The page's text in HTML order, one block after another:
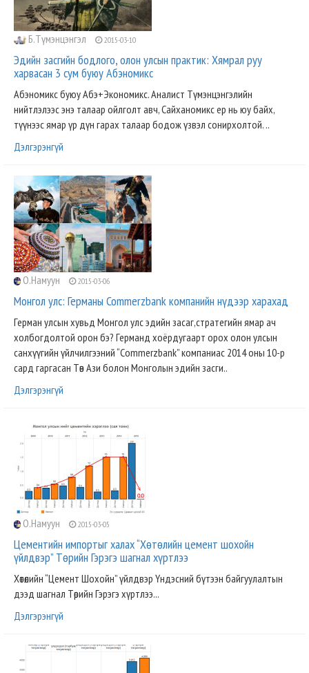
Б.Түмэнцэнгэл 2015-03-10
Эдийн засгийн бодлого, олон улсын практик: Хямрал руу
харвасан 3 сум буюу Абэномикс
Абэномикс буюу Абэ+Экономикс. Аналист Түмэнцэнгэлийн
нийтлэлээс энэ талаар ойлголт авч, Сайханомикс ер нь юу байх,
түүнээс ямар үр дүн гарах талаар бодож үзвэл сонирхолтой. ..
Дэлгэрэнгүй
О.Намуун 2015-03-06
Монгол улс: Германы Commerzbank компанийн нүдээр харахад
Герман улсын хувьд Монгол улс эдийн засаг,стратегийн ямар ач
холбогдолтой орон бэ? Германд хоёрдугаарт орох олон улсын
санхүүгийн үйлчилгээний “Commerzbank” компаниас 2014 оны 10-р
сард гаргасан Төв Ази болон Монголын эдийн засги..
Дэлгэрэнгүй
О.Намуун 2015-03-05
Цементийн импортыг халах “Хөтөлийн цемент шохойн
үйлдвэр” Төрийн Гэрэгэ шагнал хүртлээ
Хөтөлийн “Цемент Шохойн” үйлдвэр Үндэсний бүтээн байгуулалтын
дээд шагнал Төрийн Гэрэгэ хүртлээ...
Дэлгэрэнгүй